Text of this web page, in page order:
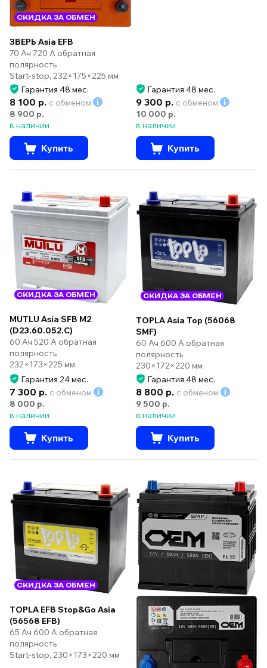
СКИДКА ЗА ОБМЕН
ЗВЕРЬ Asia EFB
70 Ач 720 А обратная
полярность
Start-stop, 232×175×225 мм
Гарантия 48 мес.
8 100 р. с обменом
8 900 р.
в наличии
Купить
Гарантия 48 мес.
9 300 р. с обменом
10 000 р.
в наличии
Купить
СКИДКА ЗА ОБМЕН
MUTLU Asia SFB M2
(D23.60.052.C)
60 Ач 520 А обратная
полярность
232×173×225 мм
Гарантия 24 мес.
7 300 р. с обменом
8 000 р.
в наличии
Купить
СКИДКА ЗА ОБМЕН
TOPLA Asia Top (56068
SMF)
60 Ач 600 А обратная
полярность
230×172×220 мм
Гарантия 48 мес.
8 800 р. с обменом
9 500 р.
в наличии
Купить
СКИДКА ЗА ОБМЕН
TOPLA EFB Stop&Go Asia
(56568 EFB)
65 Ач 600 А обратная
полярность
Start-stop, 230×173×220 мм